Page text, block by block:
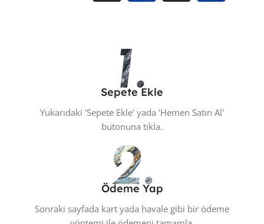
Sepete Ekle
Yukarıdaki 'Sepete Ekle' yada 'Hemen Satın Al'
butonuna tıkla.
Ödeme Yap
Sonraki sayfada kart yada havale gibi bir ödeme